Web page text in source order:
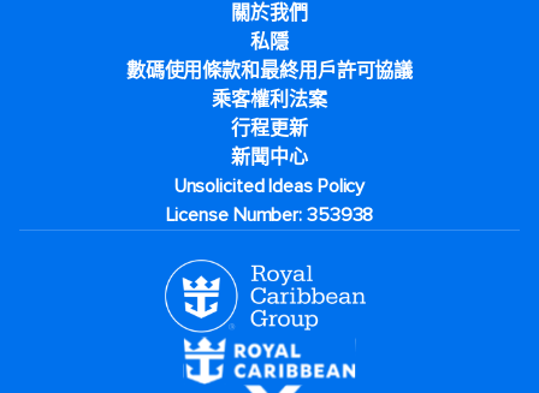
關於我們
私隱
數碼使用條款和最終用戶許可協議
乘客權利法案
行程更新
新聞中心
Unsolicited Ideas Policy
License Number: 353938